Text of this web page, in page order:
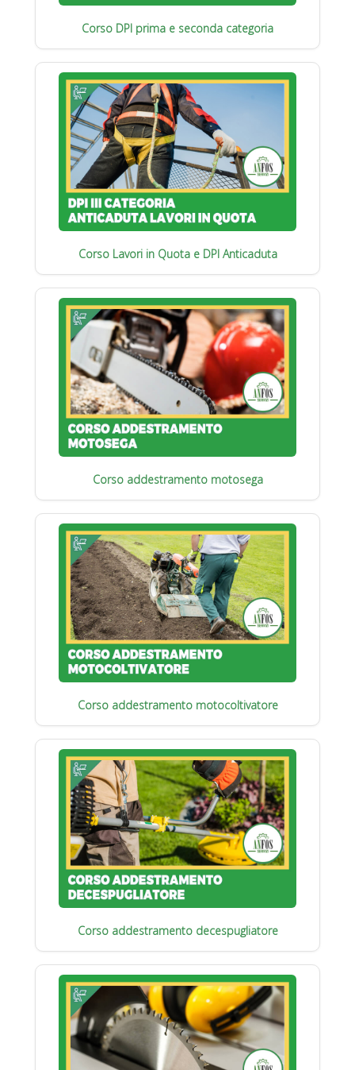
Corso DPI prima e seconda categoria
Corso Lavori in Quota e DPI Anticaduta
Corso addestramento motosega
Corso addestramento motocoltivatore
Corso addestramento decespugliatore